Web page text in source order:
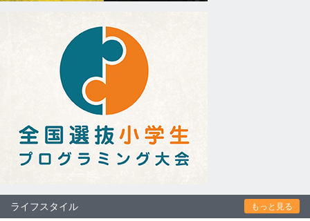
ライフスタイル もっと見る